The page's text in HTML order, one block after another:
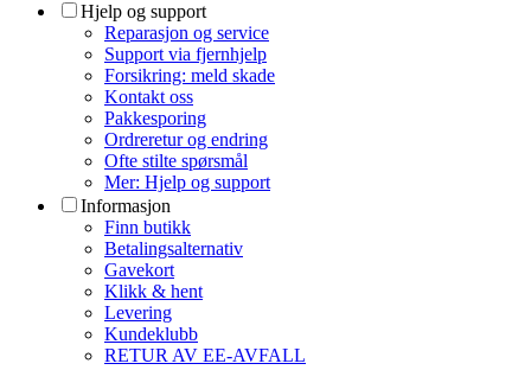
Hjelp og support
Reparasjon og service
Support via fjernhjelp
Forsikring: meld skade
Kontakt oss
Pakkesporing
Ordreretur og endring
Ofte stilte spørsmål
Mer: Hjelp og support
Informasjon
Finn butikk
Betalingsalternativ
Gavekort
Klikk & hent
Levering
Kundeklubb
RETUR AV EE-AVFALL